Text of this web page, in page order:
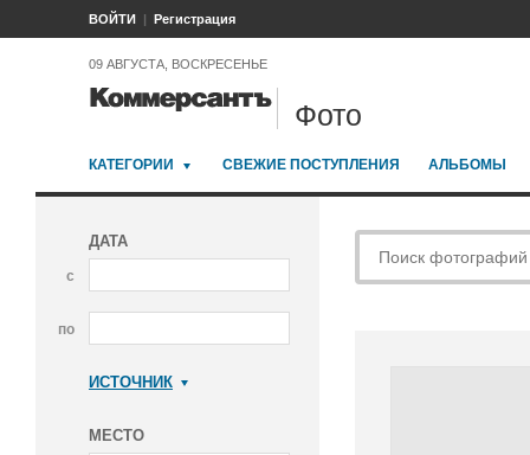
ВОЙТИ Регистрация
09 АВГУСТА, ВОСКРЕСЕНЬЕ
Фото
КАТЕГОРИИ СВЕЖИЕ ПОСТУПЛЕНИЯ АЛЬБОМЫ
ДАТА
с
по
ИСТОЧНИК
МЕСТО